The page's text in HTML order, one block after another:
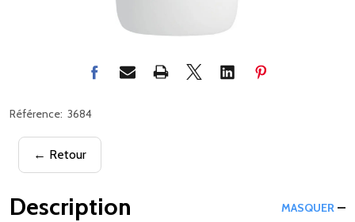
Référence: 3684
← Retour
Description MASQUER